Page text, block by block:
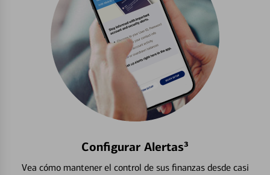
Configurar Alertas³
Vea cómo mantener el control de sus finanzas desde casi